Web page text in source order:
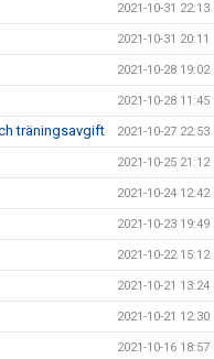
2021-10-31 22:13
2021-10-31 20:11
2021-10-28 19:02
2021-10-28 11:45
träningsavgift 2021-10-27 22:53
2021-10-25 21:12
2021-10-24 12:42
2021-10-23 19:49
2021-10-22 15:12
2021-10-21 13:24
2021-10-21 12:30
2021-10-16 18:57